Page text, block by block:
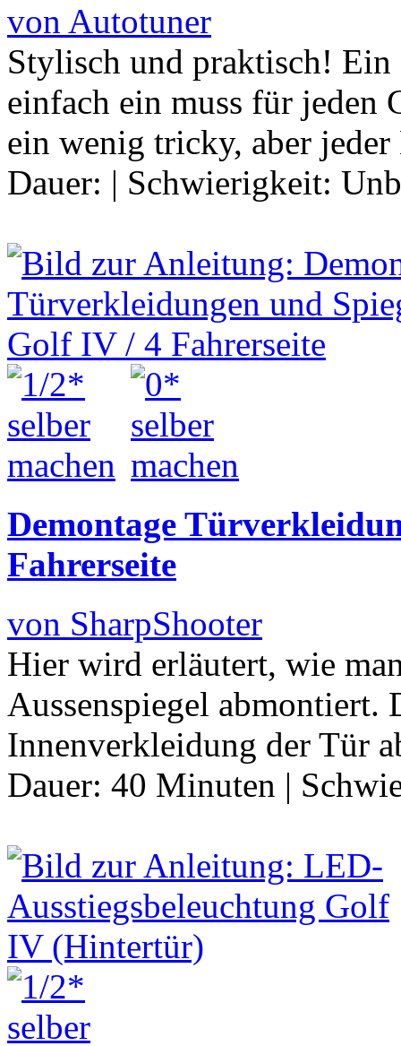
von Autotuner
Stylisch und praktisch!
einfach ein muss für
ein wenig tricky, aber
Dauer: | Schwierigkeit:
Demontage
Fahrerseite
von SharpShooter
Hier wird erläutert, wie
Aussenspiegel abmontiert.
Innenverkleidung der Tür
Dauer: 40 Minuten |